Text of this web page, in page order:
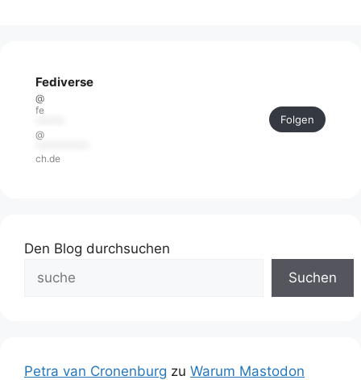
Fediverse
@
fe
@
ch.de
Folgen
Den Blog durchsuchen
Suchen
Petra van Cronenburg zu Warum Mastodon